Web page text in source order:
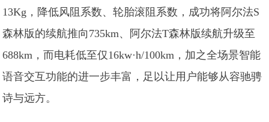
13Kg，降低风阻系数、轮胎滚阻系数，成功将阿尔法S
森林版的续航推向735km、阿尔法T森林版续航升级至
688km，而电耗低至仅16kw·h/100km，加之全场景智能
语音交互功能的进一步丰富，足以让用户能够从容驰骋
诗与远方。